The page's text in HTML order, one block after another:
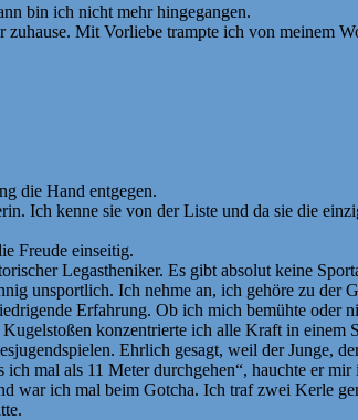
bin ich nicht mehr hingegangen.
Mit Vorliebe trampte ich von meinem
die Hand entgegen.
Ich kenne sie von der Liste und da sie die
Freude einseitig.
Legastheniker. Es gibt absolut keine
unsportlich. Ich nehme an, ich gehöre zu der
Erfahrung. Ob ich mich bemühte
konzentrierte ich alle Kraft in
Ehrlich gesagt, weil der
mal als 11 Meter durchgehen“, hauchte er
war ich mal beim Gotcha. Ich traf zwei Kerle